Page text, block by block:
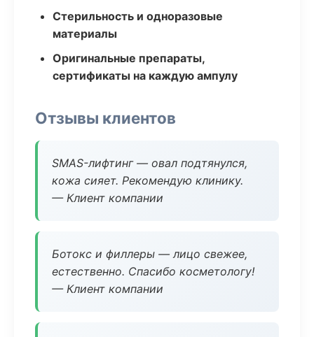
Стерильность и одноразовые
материалы
Оригинальные препараты,
сертификаты на каждую ампулу
Отзывы клиентов
SMAS-лифтинг — овал подтянулся,
кожа сияет. Рекомендую клинику.
— Клиент компании
Ботокс и филлеры — лицо свежее,
естественно. Спасибо косметологу!
— Клиент компании